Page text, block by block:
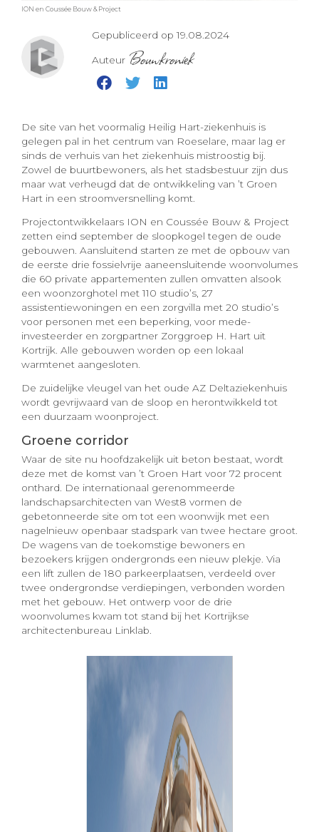
ION en Coussée Bouw & Project
Gepubliceerd op 19.08.2024
Auteur Bouwkroniek
De site van het voormalig Heilig Hart-ziekenhuis is
gelegen pal in het centrum van Roeselare, maar lag er
sinds de verhuis van het ziekenhuis mistroostig bij.
Zowel de buurtbewoners, als het stadsbestuur zijn dus
maar wat verheugd dat de ontwikkeling van ’t Groen
Hart in een stroomversnelling komt.
Projectontwikkelaars ION en Coussée Bouw & Project
zetten eind september de sloopkogel tegen de oude
gebouwen. Aansluitend starten ze met de opbouw van
de eerste drie fossielvrije aaneensluitende woonvolumes
die 60 private appartementen zullen omvatten alsook
een woonzorghotel met 110 studio’s, 27
assistentiewoningen en een zorgvilla met 20 studio’s
voor personen met een beperking, voor mede-
investeerder en zorgpartner Zorggroep H. Hart uit
Kortrijk. Alle gebouwen worden op een lokaal
warmtenet aangesloten.
De zuidelijke vleugel van het oude AZ Deltaziekenhuis
wordt gevrijwaard van de sloop en herontwikkeld tot
een duurzaam woonproject.
Groene corridor
Waar de site nu hoofdzakelijk uit beton bestaat, wordt
deze met de komst van ’t Groen Hart voor 72 procent
onthard. De internationaal gerenommeerde
landschapsarchitecten van West8 vormen de
gebetonneerde site om tot een woonwijk met een
nagelnieuw openbaar stadspark van twee hectare groot.
De wagens van de toekomstige bewoners en
bezoekers krijgen ondergronds een nieuw plekje. Via
een lift zullen de 180 parkeerplaatsen, verdeeld over
twee ondergrondse verdiepingen, verbonden worden
met het gebouw. Het ontwerp voor de drie
woonvolumes kwam tot stand bij het Kortrijkse
architectenbureau Linklab.